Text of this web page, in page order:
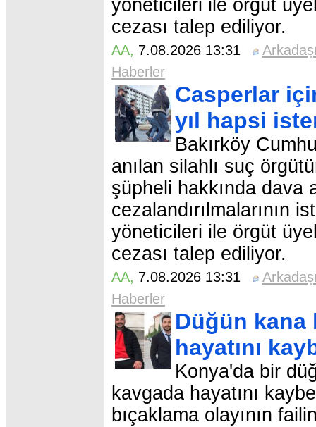
yöneticileri ile örgüt
cezası talep ediliyor.
AA, 7.08.2026 13:31
Haberler
Casperlar
yıl hapsi
Bakırköy
anılan silahlı suç
şüpheli hakkında dava
cezalandırılmalarının
yöneticileri ile örgüt
cezası talep ediliyor.
AA, 7.08.2026 13:31
Haberler
Düğün kana
hayatını
Konya'da bir
kavgada hayatını
bıçaklama olayının